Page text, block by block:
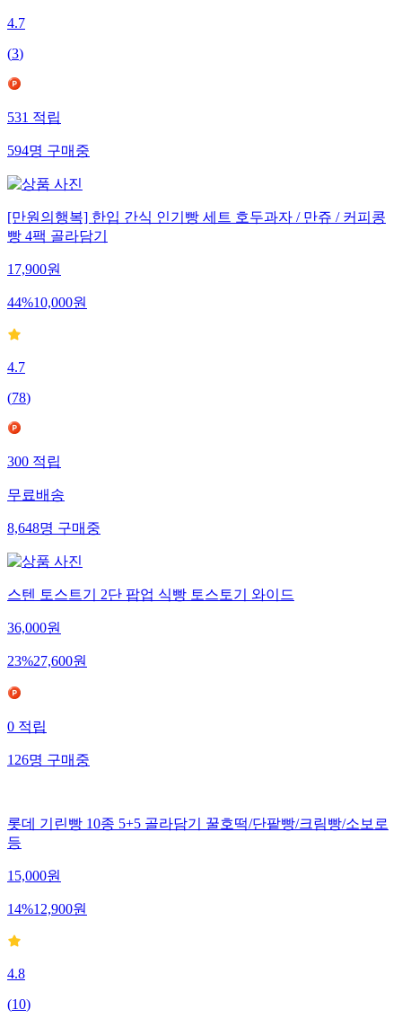
4.7
(3)
531적립
594명구매중
[만원의행복] 한입 간식 인기빵 세트 호두과자 / 만쥬 / 커피콩
빵 4팩 골라담기
17,900원
44%10,000원
4.7
(78)
300적립
무료배송
8,648명구매중
스텐 토스트기 2단 팝업 식빵 토스토기 와이드
36,000원
23%27,600원
0적립
126명구매중
롯데 기린빵 10종 5+5 골라담기 꿀호떡/단팥빵/크림빵/소보로
등
15,000원
14%12,900원
4.8
(10)